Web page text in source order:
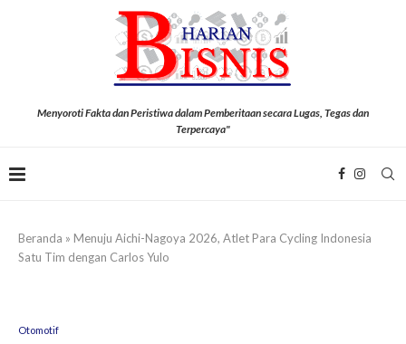
Menyoroti Fakta dan Peristiwa dalam Pemberitaan secara Lugas, Tegas dan
Terpercaya"
Beranda » Menuju Aichi-Nagoya 2026, Atlet Para Cycling Indonesia
Satu Tim dengan Carlos Yulo
Otomotif